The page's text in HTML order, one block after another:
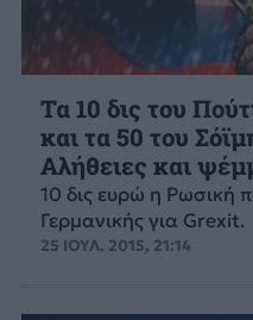
Τα 10 δις του
και τα 50 του
Αλήθειες και
10 δις ευρώ η Ρωσική
Γερμανικής για Grexit.
25 ΙΟΥΛ. 2015, 21:14